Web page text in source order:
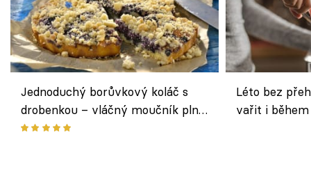
Jednoduchý borůvkový koláč s
drobenkou – vláčný moučník plný
ovoce
Léto bez
vařit i